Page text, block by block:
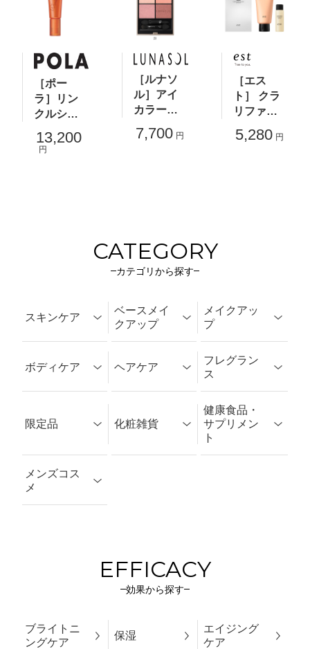
［ポー
ラ］リン
クルショ
ト クリー
13,200
円
［ルナソ
ル］アイ
カラーレ
Ｎ
7,700 円
［エス
ト］ クラ
リファイ
ェルウォ
5,280 円
CATEGORY
カテゴリから探す
スキンケア
すべての
クレンジ
イク落と
洗顔
乳液
ベースメイ
クアップ
すべての
メイク下
ファンデ
ーション
ラー
メイクアッ
プ
すべての
チーク
アイシャ
ドウ
ナー
ウ
マスカラ
ボディケア
すべての
商品
ボディ洗
浄料・せ
ボディク
リーム・
ローショ
ン
ア
対策
その他ボ
ヘアケア
すべての
商品
シャンプ
ー
コンディ
ショナー
トリート
メント
その他ヘ
フレグラン
ス
すべての
商品
レディー
スフレグ
メンズフ
レグラン
ス
ユニセッ
限定品
すべての
化粧雑貨
すべての
粧雑貨
健康食品・
サプリメン
ト
すべての
メンズコス
メ
メンズフ
レグラン
EFFICACY
効果から探す
ブライトニ
ングケア
保湿
エイジング
ケア